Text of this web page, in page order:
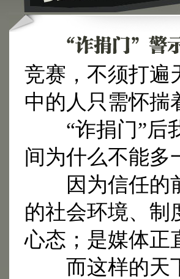
竞赛，不须打遍
中的人只需怀揣
“诈捐门”后我
间为什么不能多
因为信任的前
的社会环境、制
心态；是媒体正
而这样的天下